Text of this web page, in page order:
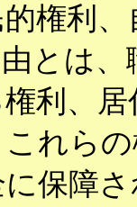
権利
とは
利、
れら
保障